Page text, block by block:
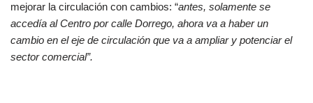
mejorar la circulación con cambios: “antes, solamente se
accedía al Centro por calle Dorrego, ahora va a haber un
cambio en el eje de circulación que va a ampliar y potenciar el
sector comercial”.